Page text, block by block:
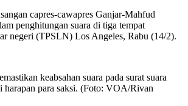
capres-cawapres Ganjar-Mahfud
penghitungan suara di tiga tempat
negeri (TPSLN) Los Angeles, Rabu (14/2).
keabsahan suara pada surat suara
harapan para saksi. (Foto: VOA/Rivan